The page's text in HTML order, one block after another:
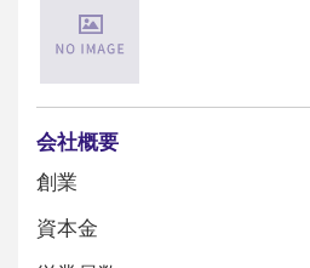
会社概要
創業
資本金